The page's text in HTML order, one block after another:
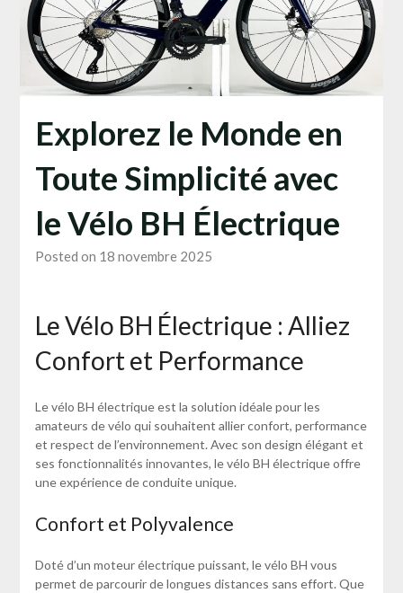
Explorez le Monde en
Toute Simplicité avec
le Vélo BH Électrique
Posted on 18 novembre 2025
Le Vélo BH Électrique : Alliez
Confort et Performance
Le vélo BH électrique est la solution idéale pour les
amateurs de vélo qui souhaitent allier confort, performance
et respect de l’environnement. Avec son design élégant et
ses fonctionnalités innovantes, le vélo BH électrique offre
une expérience de conduite unique.
Confort et Polyvalence
Doté d’un moteur électrique puissant, le vélo BH vous
permet de parcourir de longues distances sans effort. Que